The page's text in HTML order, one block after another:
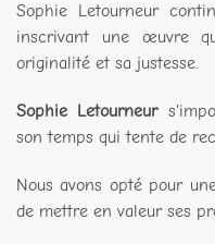
Sophie Letourneur
inscrivant une œuvre
originalité et sa justesse.
Sophie Letourneur
son temps qui tente de
Nous avons opté pour
de mettre en valeur ses